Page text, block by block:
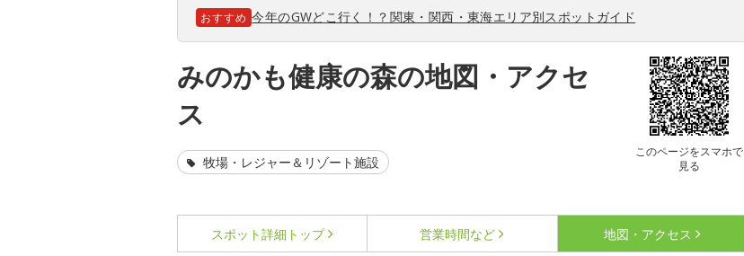
おすすめ 今年のGWどこ行く！？関東・関西・東海エリア別スポットガイド
みのかも健康の森の地図・アクセ
ス
このページをスマホで
見る
牧場・レジャー＆リゾート施設
スポット詳細 トップ 営業時間など 地図・アクセス